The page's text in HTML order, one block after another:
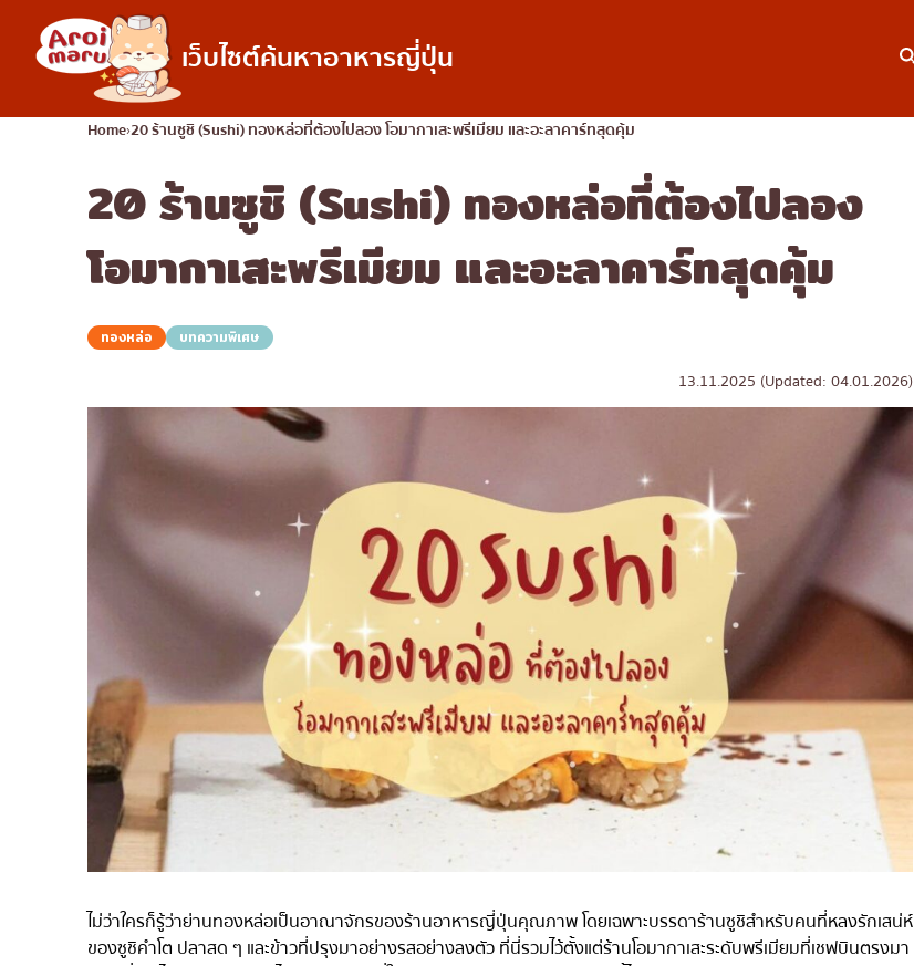
เว็บไซต์ค้นหาอาหารญี่ปุ่น
อาหารญี่ปุ่น
ค้นหาร้านอาหาร
ค้นหาตามประเภทอาหาร
ราเมง
ไก่ย่างเสียบไม้สไตล์ญี่ปุ่น
โซบะ/อุด้ง
ขนมหวานญี่ปุ่น
เทมปุระ
โอมากาเสะ
ร้านอาหารญี่ปุ่นระดับพรีเมียม
ซาชิมิ/อาหารทะเล
อาหารตะวันตกสไตล์ญี่ปุ่น
ปลาไหลย่าง
ข้าวปั้นญี่ปุ่น
โอโคโนมิยากิ/เทปปันยากิ
ด้ง (ข้าวหน้าต่างๆ)
ค้นหาตามพื้นที่
ธนบุรี
อารีย์
สีลม
สาทร
อ่อนนุช
พระราม 9
รัชดา
พระโขนง
เพลินจิต
ชิดลม
บางนา
อุดมสุข
ศรีราชา
คอลัมน์ความรู้
บทความที่KOLแนะนำ
Home20 ร้านซูชิ (Sushi) ทองหล่อที่ต้องไปลอง โอมากาเสะพรีเมียม และอะลาคาร์ทสุดคุ้ม
20 ร้านซูชิ (Sushi) ทองหล่อที่ต้องไปลอง
โอมากาเสะพรีเมียม และอะลาคาร์ทสุดคุ้ม
ทองหล่อ บทความพิเศษ
13.11.2025 (Updated: 04.01.2026)
ไม่ว่าใครก็รู้ว่าย่านทองหล่อเป็นอาณาจักรของร้านอาหารญี่ปุ่นคุณภาพ โดยเฉพาะบรรดาร้านซูชิสำหรับคนที่หลงรักเสน่ห์
ของซูชิคำโต ปลาสด ๆ และข้าวที่ปรุงมาอย่างรสอย่างลงตัว ที่นี่รวมไว้ตั้งแต่ร้านโอมากาเสะระดับพรีเมียมที่เชฟบินตรงมา